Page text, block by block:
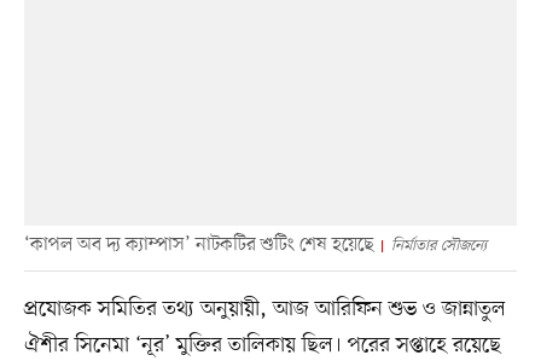
‘কাপল অব দ্য ক্যাম্পাস’ নাটকটির শুটিং শেষ হয়েছে নির্মাতার সৌজন্যে
প্রযোজক সমিতির তথ্য অনুয়ায়ী, আজ আরিফিন শুভ ও জান্নাতুল
ঐশীর সিনেমা ‘নূর’ মুক্তির তালিকায় ছিল। পরের সপ্তাহে রয়েছে